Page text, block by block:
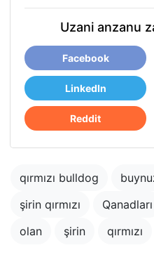
Uzani anzanu
Facebook
LinkedIn
Reddit
qırmızı bulldog
şirin qırmızı
Qanadları
olan
şirin qırmızı